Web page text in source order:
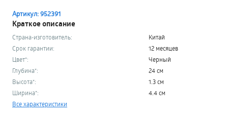
Артикул: 952391
Краткое описание
Страна-изготовитель:
Китай
Срок гарантии:
12 месяцев
Цвет*:
Черный
Глубина*:
24 см
Высота*:
1.3 см
Ширина*:
4.4 см
Все характеристики